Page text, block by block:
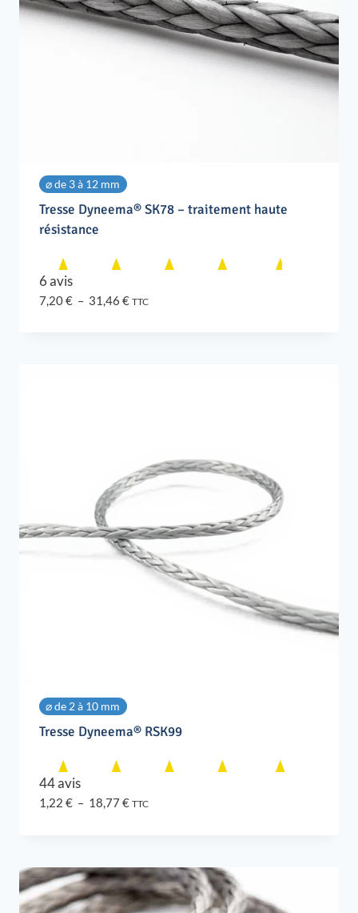
⌀ de 3 à 12 mm
Tresse Dyneema® SK78 – traitement haute
résistance
6 avis
7,20€ – 31,46 €Plage
TTC
⌀ de 2 à 10 mm
Tresse Dyneema® RSK99
44 avis
1,22 € – 18,77 €Plage
à
18,77 €
TTC